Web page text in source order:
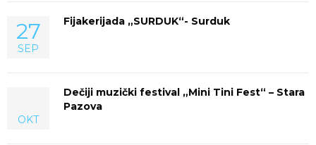
27
SEP
Fijakerijada „SURDUK“- Surduk
OKT
Dečiji muzički festival „Mini Tini Fest“ – Stara
Pazova